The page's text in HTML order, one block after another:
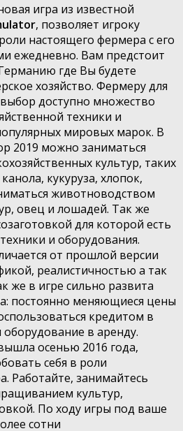
игра из известной
, позволяет игроку
настоящего фермера с его
ежедневно. Вам предстоит
где Вы будете
хозяйство. Фермеру для
доступно множество
техники и
мировых марок. В
2019 можно заниматься
культур, таких
кукуруза, хлопок,
животноводством
овец и лошадей. Так же
для которой есть
и оборудования.
от прошлой версии
реалистичностью а так
же в игре сильно развита
постоянно меняющиеся цены
кредитом в
оборудование в аренду.
осенью 2016 года,
себя в роли
Работайте, занимайтесь
культур,
По ходу игры под ваше
сотни